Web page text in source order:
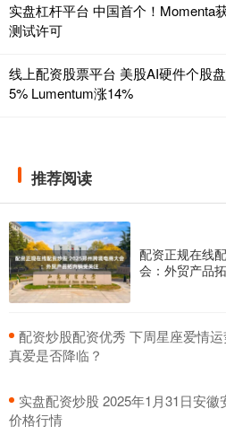
实盘杠杆平台 中国首个！Momenta
测试许可
线上配资股票平台 美股AI硬件个股
5% Lumentum涨14%
推荐阅读
配资正规在线
会：外贸产品
配资炒股配资优秀 下周星座爱情
真爱是否降临？
实盘配资炒股 2025年1月31日安
价格行情